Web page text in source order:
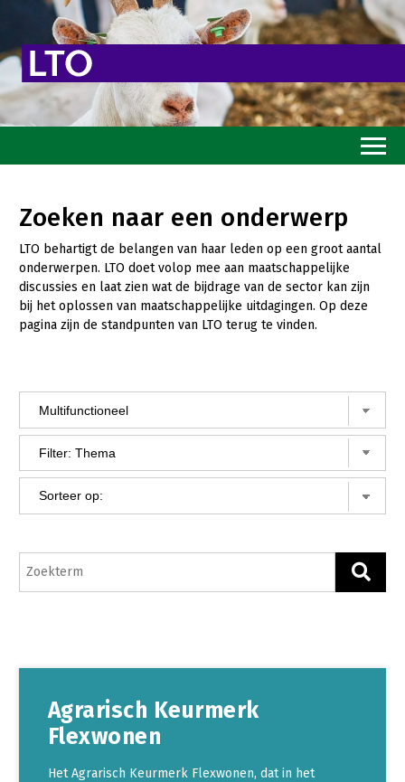
Toekomstvisie
Goed eten
Mooi groen
Sterk ondernemerschap
Gezonde planten
Gezonde dieren
Natuur, klimaat en energie
Platteland en omgeving
Sectoren
Dier
Biologische Landbouw
Geitenhouderij
Plant
Akkerbouw
Multifunctionele landbouw
Zoeken naar een onderwerp
LTO behartigt de belangen van haar leden op een groot aantal
onderwerpen. LTO doet volop mee aan maatschappelijke
discussies en laat zien wat de bijdrage van de sector kan zijn
bij het oplossen van maatschappelijke uitdagingen. Op deze
pagina zijn de standpunten van LTO terug te vinden.
Agrarisch Keurmerk
Flexwonen
Het Agrarisch Keurmerk Flexwonen, dat in het